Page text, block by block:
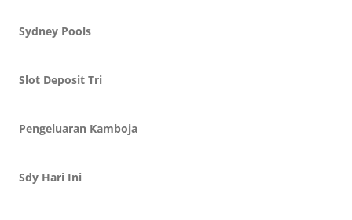
Sydney Pools
Slot Deposit Tri
Pengeluaran Kamboja
Sdy Hari Ini